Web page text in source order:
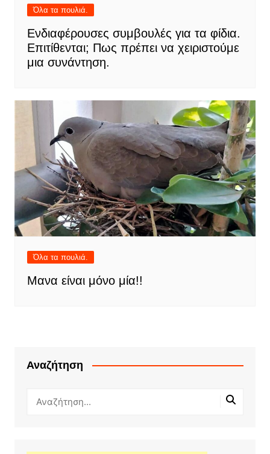
Όλα τα πουλιά.
Ενδιαφέρουσες συμβουλές για τα φίδια.
Επιτίθενται; Πως πρέπει να χειριστούμε
μια συνάντηση.
Όλα τα πουλιά.
Μανα είναι μόνο μία!!
Αναζήτηση